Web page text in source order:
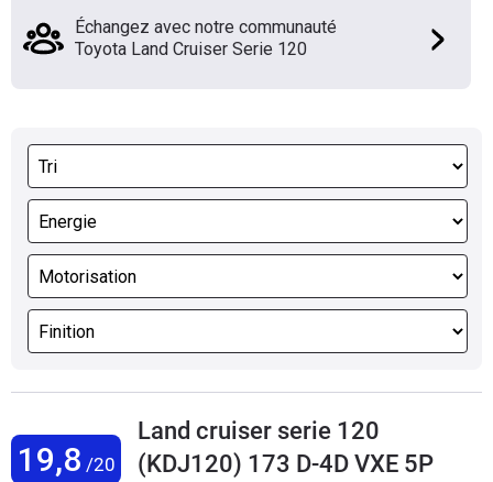
Échangez avec notre communauté
Toyota Land Cruiser Serie 120
19,8 /20
Land cruiser serie 120
(KDJ120) 173 D-4D VXE 5P